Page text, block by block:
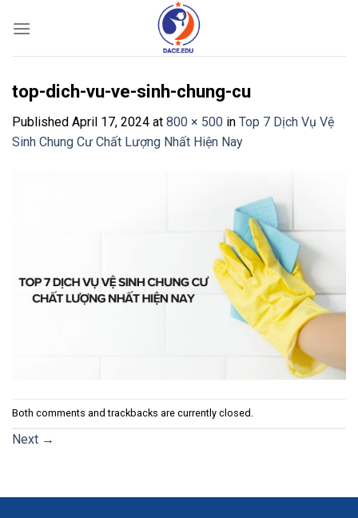
top-dich-vu-ve-sinh-chung-cu
Published April 17, 2024 at 800 × 500 in Top 7 Dịch Vụ Vệ
Sinh Chung Cư Chất Lượng Nhất Hiện Nay
Both comments and trackbacks are currently closed.
Next →